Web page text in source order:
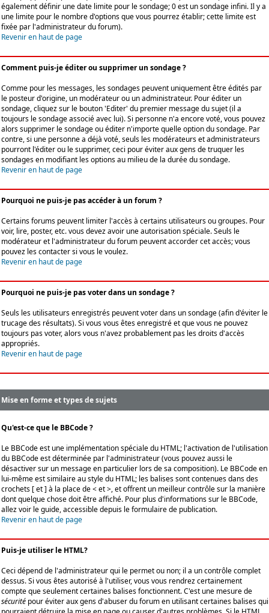
également définir une date limite pour le sondage; 0 est un sondage infini. Il y a
une limite pour le nombre d'options que vous pourrez établir; cette limite est
fixée par l'administrateur du forum).
Revenir en haut de page
Comment puis-je éditer ou supprimer un sondage ?
Comme pour les messages, les sondages peuvent uniquement être édités par
le posteur d'origine, un modérateur ou un administrateur. Pour éditer un
sondage, cliquez sur le bouton 'Editer' du premier message du sujet (il a
toujours le sondage associé avec lui). Si personne n'a encore voté, vous pouvez
alors supprimer le sondage ou éditer n'importe quelle option du sondage. Par
contre, si une personne a déjà voté, seuls les modérateurs et administrateurs
pourront l'éditer ou le supprimer, ceci pour éviter aux gens de truquer les
sondages en modifiant les options au milieu de la durée du sondage.
Revenir en haut de page
Pourquoi ne puis-je pas accéder à un forum ?
Certains forums peuvent limiter l'accès à certains utilisateurs ou groupes. Pour
voir, lire, poster, etc. vous devez avoir une autorisation spéciale. Seuls le
modérateur et l'administrateur du forum peuvent accorder cet accès; vous
pouvez les contacter si vous le voulez.
Revenir en haut de page
Pourquoi ne puis-je pas voter dans un sondage ?
Seuls les utilisateurs enregistrés peuvent voter dans un sondage (afin d'éviter le
trucage des résultats). Si vous vous êtes enregistré et que vous ne pouvez
toujours pas voter, alors vous n'avez probablement pas les droits d'accès
appropriés.
Revenir en haut de page
Mise en forme et types de sujets
Qu'est-ce que le BBCode ?
Le BBCode est une implémentation spéciale du HTML; l'activation de l'utilisation
du BBCode est déterminée par l'administrateur (vous pouvez aussi le
désactiver sur un message en particulier lors de sa composition). Le BBCode en
lui-même est similaire au style du HTML; les balises sont contenues dans des
crochets [ et ] à la place de < et >, et offrent un meilleur contrôle sur la manière
dont quelque chose doit être affiché. Pour plus d'informations sur le BBCode,
allez voir le guide, accessible depuis le formulaire de publication.
Revenir en haut de page
Puis-je utiliser le HTML?
Ceci dépend de l'administrateur qui le permet ou non; il a un contrôle complet
dessus. Si vous êtes autorisé à l'utiliser, vous vous rendrez certainement
compte que seulement certaines balises fonctionnent. C'est une mesure de
sécurité pour éviter aux gens d'abuser du forum en utilisant certaines balises qui